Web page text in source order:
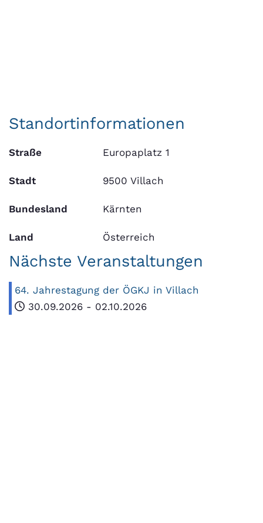
Standortinformationen
Straße Europaplatz 1
Stadt 9500 Villach
Bundesland Kärnten
Land Österreich
Nächste Veranstaltungen
64. Jahrestagung der ÖGKJ in Villach
30.09.2026 - 02.10.2026